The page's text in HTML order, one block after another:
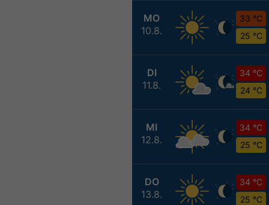
MO
10.8.
33 °C
25 °C
DI
11.8.
34 °C
24 °C
MI
12.8.
34 °C
25 °C
DO
13.8.
34 °C
25 °C